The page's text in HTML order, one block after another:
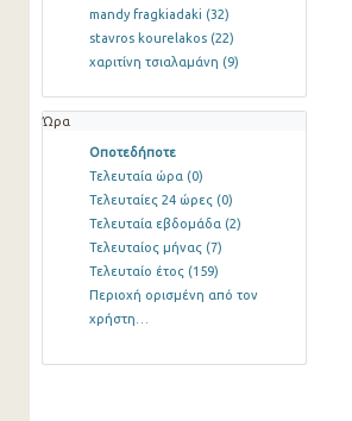
mandy fragkiadaki (32)
stavros kourelakos (22)
χαριτίνη τσιαλαμάνη (9)
Ώρα
Οποτεδήποτε
Τελευταία ώρα (0)
Τελευταίες 24 ώρες (0)
Τελευταία εβδομάδα (2)
Τελευταίος μήνας (7)
Τελευταίο έτος (159)
Περιοχή ορισμένη από τον
χρήστη…